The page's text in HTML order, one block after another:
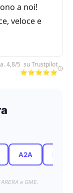
a noi!
veloce e
4,8/5 su Trustpilot
⭐⭐⭐⭐⭐
A2A Iren
e GME.